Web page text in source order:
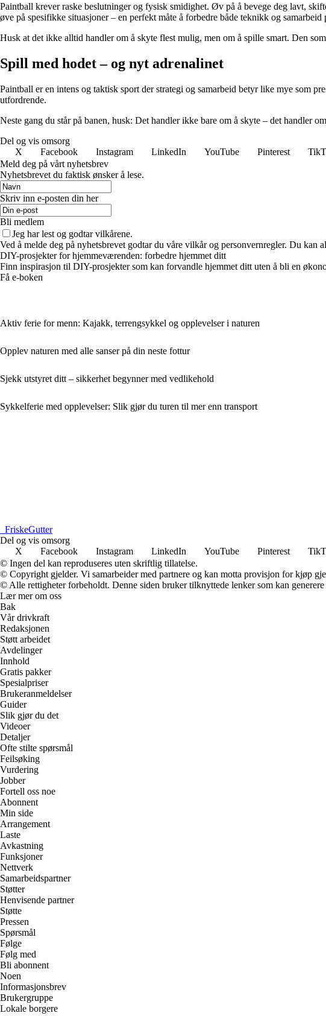
Paintball krever raske beslutninger og fysisk smidighet. Øv på å bevege deg lavt,
øve på spesifikke situasjoner – en perfekt måte å forbedre både teknikk og samarbeid
Husk at det ikke alltid handler om å skyte flest mulig, men om å spille smart. Den
Spill med hodet – og nyt adrenalinet
Paintball er en intens og taktisk sport der strategi og samarbeid betyr like mye som
utfordrende.
Neste gang du står på banen, husk: Det handler ikke bare om å skyte – det handler
Del og vis omsorg
X
Facebook Instagram LinkedIn YouTube Pinterest
Meld deg på vårt nyhetsbrev
Nyhetsbrevet du faktisk ønsker å lese.
Skriv inn e-posten din her
Bli medlem
Jeg har lest og godtar vilkårene.
Ved å melde deg på nyhetsbrevet godtar du våre vilkår og personvernregler. Du kan
DIY-prosjekter for hjemmeværenden: forbedre hjemmet ditt
Finn inspirasjon til DIY-prosjekter som kan forvandle hjemmet ditt uten å bli en
Få e-boken
Aktiv ferie for menn: Kajakk, terrengsykkel og opplevelser i naturen
Opplev naturen med alle sanser på din neste fottur
Sjekk utstyret ditt – sikkerhet begynner med vedlikehold
Sykkelferie med opplevelser: Slik gjør du turen til mer enn transport
FriskeGutter
Del og vis omsorg
X
Facebook Instagram LinkedIn YouTube Pinterest
© Ingen del kan reproduseres uten skriftlig tillatelse.
© Copyright gjelder. Vi samarbeider med partnere og kan motta provisjon for kjøp
© Alle rettigheter forbeholdt. Denne siden bruker tilknyttede lenker som kan
Lær mer om oss
Bak
Vår drivkraft
Redaksjonen
Støtt arbeidet
Avdelinger
Innhold
Gratis pakker
Spesialpriser
Brukeranmeldelser
Guider
Slik gjør du det
Videoer
Detaljer
Ofte stilte spørsmål
Feilsøking
Vurdering
Jobber
Fortell oss noe
Abonnent
Min side
Arrangement
Laste
Avkastning
Funksjoner
Nettverk
Samarbeidspartner
Støtter
Henvisende partner
Støtte
Pressen
Spørsmål
Følge
Følg med
Bli abonnent
Noen
Informasjonsbrev
Brukergruppe
Lokale borgere